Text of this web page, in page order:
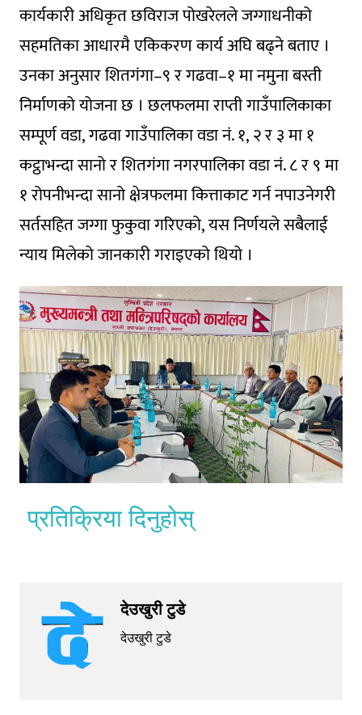
कार्यकारी अधिकृत छविराज पोखरेलले जग्गाधनीको
सहमतिका आधारमै एकिकरण कार्य अघि बढ्ने बताए ।
उनका अनुसार शितगंगा–९ र गढवा–१ मा नमुना बस्ती
निर्माणको योजना छ । छलफलमा राप्ती गाउँपालिकाका
सम्पूर्ण वडा, गढवा गाउँपालिका वडा नं. १, २ र ३ मा १
कट्ठाभन्दा सानो र शितगंगा नगरपालिका वडा नं. ८ र ९ मा
१ रोपनीभन्दा सानो क्षेत्रफलमा कित्ताकाट गर्न नपाउनेगरी
सर्तसहित जग्गा फुकुवा गरिएको, यस निर्णयले सबैलाई
न्याय मिलेको जानकारी गराइएको थियो ।
प्रतिक्रिया दिनुहोस्
देउखुरी टुडे
देउखुरी टुडे